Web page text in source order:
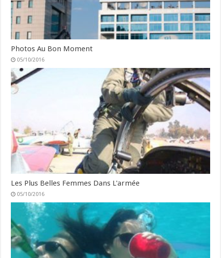
Photos Au Bon Moment
05/10/2016
Les Plus Belles Femmes Dans L'armée
05/10/2016